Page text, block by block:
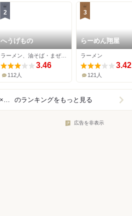
2
へうげもの
ラーメン、油そば・まぜそば
3.46
112人
3
らーめん翔屋
ラーメン
3.42
121人
浜通り北部・相馬×ラーメン のランキングをもっと見る
広告を非表示